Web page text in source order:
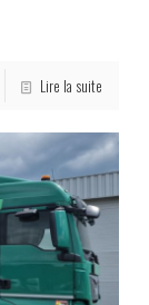
Lire la suite